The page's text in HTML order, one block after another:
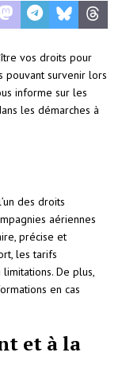
vos droits pour
pouvant survenir lors
informe sur les
les démarches à
des droits
aériennes
précise et
les tarifs
De plus,
en cas
et à la